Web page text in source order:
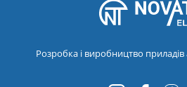
Розробка і виробництво приладів